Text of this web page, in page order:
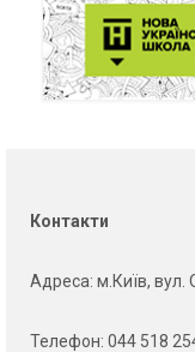
Контакти
Адреса: м.Київ,
Телефон: 044 518